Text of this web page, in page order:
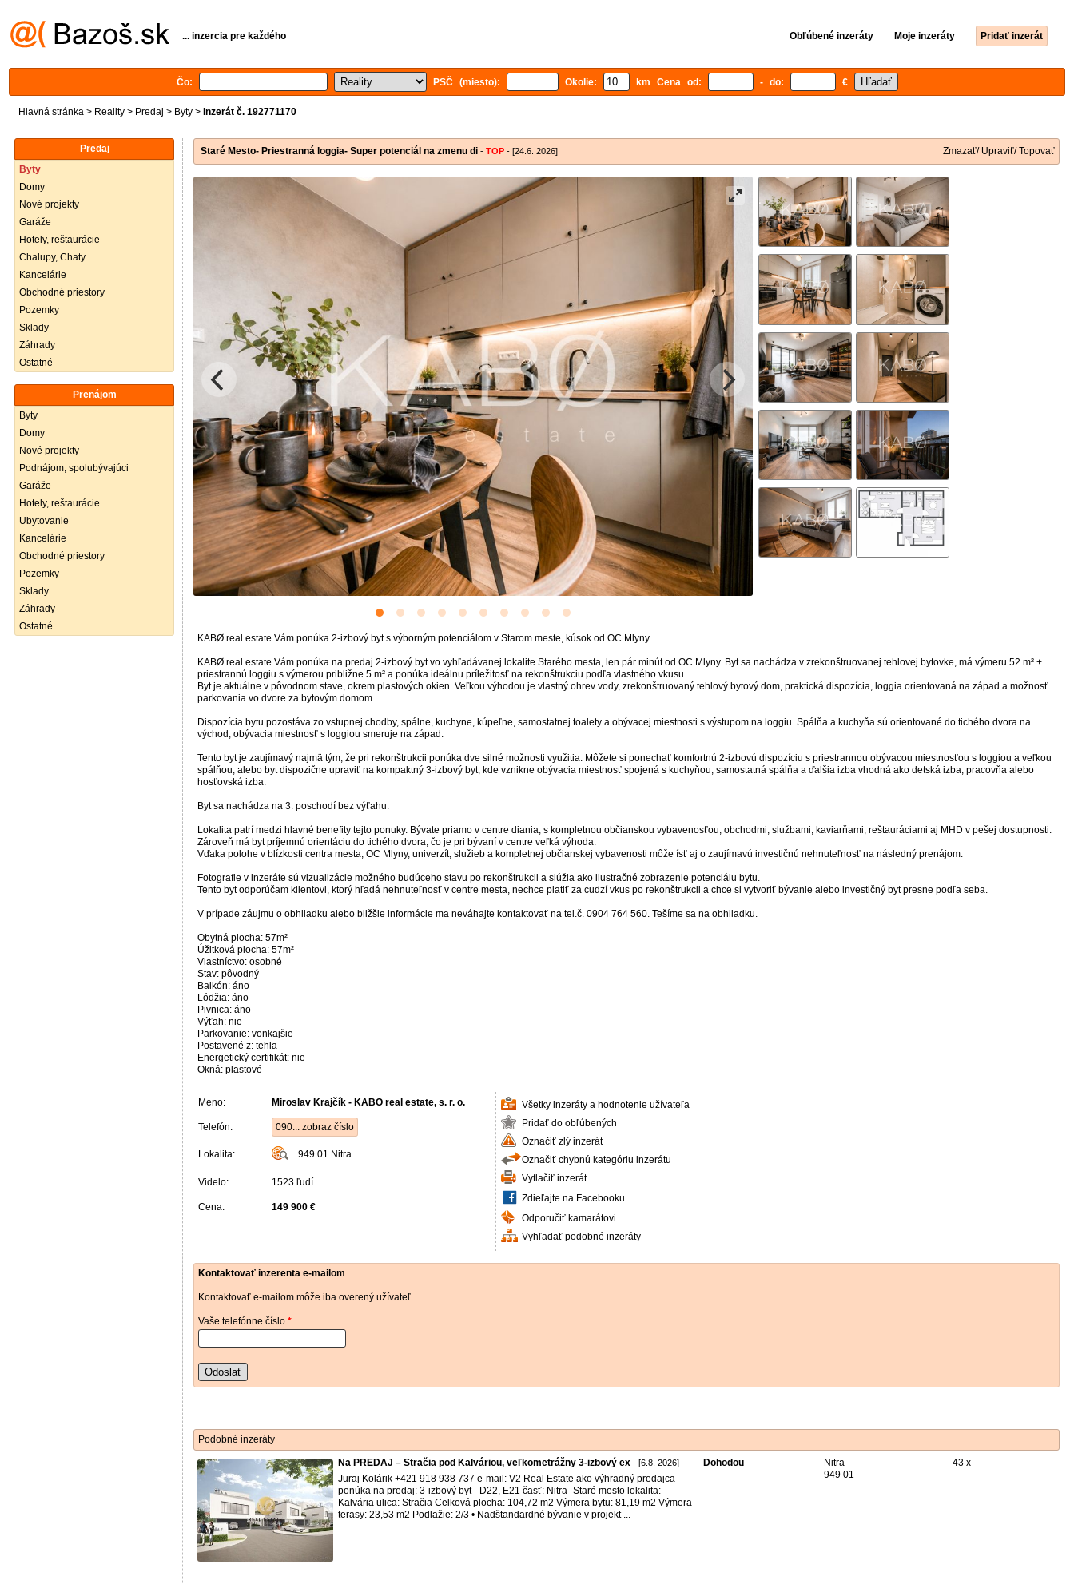
... inzercia pre každého Obľúbené inzeráty Moje inzeráty Pridať inzerát
Čo: PSČ (miesto): Okolie: km Cena od: - do: €
Hlavná stránka > Reality > Predaj > Byty > Inzerát č. 192771170
Predaj
Byty
Domy
Nové projekty
Garáže
Hotely, reštaurácie
Chalupy, Chaty
Kancelárie
Obchodné priestory
Pozemky
Sklady
Záhrady
Ostatné
Prenájom
Byty
Domy
Nové projekty
Podnájom, spolubývajúci
Garáže
Hotely, reštaurácie
Ubytovanie
Kancelárie
Obchodné priestory
Pozemky
Sklady
Záhrady
Ostatné
Staré Mesto- Priestranná loggia- Super potenciál na zmenu di - TOP - [24.6. 2026] Zmazať/ Upraviť/ Topovať
KABØ real estate Vám ponúka 2-izbový byt s výborným potenciálom v Starom meste, kúsok od OC Mlyny.
KABØ real estate Vám ponúka na predaj 2-izbový byt vo vyhľadávanej lokalite Starého mesta, len pár minút od OC Mlyny. Byt sa nachádza v zrekonštruovanej tehlovej bytovke, má výmeru 52 m² +
priestrannú loggiu s výmerou približne 5 m² a ponúka ideálnu príležitosť na rekonštrukciu podľa vlastného vkusu.
Byt je aktuálne v pôvodnom stave, okrem plastových okien. Veľkou výhodou je vlastný ohrev vody, zrekonštruovaný tehlový bytový dom, praktická dispozícia, loggia orientovaná na západ a možnosť
parkovania vo dvore za bytovým domom.
Dispozícia bytu pozostáva zo vstupnej chodby, spálne, kuchyne, kúpeľne, samostatnej toalety a obývacej miestnosti s výstupom na loggiu. Spálňa a kuchyňa sú orientované do tichého dvora na
východ, obývacia miestnosť s loggiou smeruje na západ.
Tento byt je zaujímavý najmä tým, že pri rekonštrukcii ponúka dve silné možnosti využitia. Môžete si ponechať komfortnú 2-izbovú dispozíciu s priestrannou obývacou miestnosťou s loggiou a veľkou
spálňou, alebo byt dispozične upraviť na kompaktný 3-izbový byt, kde vznikne obývacia miestnosť spojená s kuchyňou, samostatná spálňa a ďalšia izba vhodná ako detská izba, pracovňa alebo
hosťovská izba.
Byt sa nachádza na 3. poschodí bez výťahu.
Lokalita patrí medzi hlavné benefity tejto ponuky. Bývate priamo v centre diania, s kompletnou občianskou vybavenosťou, obchodmi, službami, kaviarňami, reštauráciami aj MHD v pešej dostupnosti.
Zároveň má byt príjemnú orientáciu do tichého dvora, čo je pri bývaní v centre veľká výhoda.
Vďaka polohe v blízkosti centra mesta, OC Mlyny, univerzít, služieb a kompletnej občianskej vybavenosti môže ísť aj o zaujímavú investičnú nehnuteľnosť na následný prenájom.
Fotografie v inzeráte sú vizualizácie možného budúceho stavu po rekonštrukcii a slúžia ako ilustračné zobrazenie potenciálu bytu.
Tento byt odporúčam klientovi, ktorý hľadá nehnuteľnosť v centre mesta, nechce platiť za cudzí vkus po rekonštrukcii a chce si vytvoriť bývanie alebo investičný byt presne podľa seba.
V prípade záujmu o obhliadku alebo bližšie informácie ma neváhajte kontaktovať na tel.č. 0904 764 560. Tešíme sa na obhliadku.
Obytná plocha: 57m²
Úžitková plocha: 57m²
Vlastníctvo: osobné
Stav: pôvodný
Balkón: áno
Lódžia: áno
Pivnica: áno
Výťah: nie
Parkovanie: vonkajšie
Postavené z: tehla
Energetický certifikát: nie
Okná: plastové
Meno: Miroslav Krajčík - KABO real estate, s. r. o.
Telefón: 090... zobraz číslo
Lokalita: 949 01 Nitra
Videlo: 1523 ľudí
Cena: 149 900 €
Všetky inzeráty a hodnotenie užívateľa
Pridať do obľúbených
Označiť zlý inzerát
Označiť chybnú kategóriu inzerátu
Vytlačiť inzerát
Zdieľajte na Facebooku
Odporučiť kamarátovi
Vyhľadať podobné inzeráty
Kontaktovať inzerenta e-mailom
Kontaktovať e-mailom môže iba overený užívateľ.
Vaše telefónne číslo *
Odoslať
Podobné inzeráty
Na PREDAJ – Stračia pod Kalváriou, veľkometrážny 3-izbový ex - [6.8. 2026]
Juraj Kolárik +421 918 938 737 e-mail: V2 Real Estate ako výhradný predajca
ponúka na predaj: 3-izbový byt - D22, E21 časť: Nitra- Staré mesto lokalita:
Kalvária ulica: Stračia Celková plocha: 104,72 m2 Výmera bytu: 81,19 m2 Výmera
terasy: 23,53 m2 Podlažie: 2/3 • Nadštandardné bývanie v projekt ...
Dohodou
Nitra
949 01
43 x